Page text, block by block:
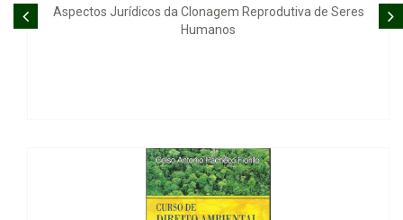
Reprodutiva de Seres
Notas e